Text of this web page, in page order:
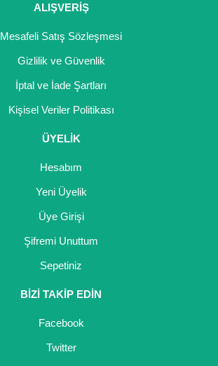
ALIŞVERİŞ
Mesafeli Satış Sözleşmesi
Gizlilik ve Güvenlik
İptal ve İade Şartları
Kişisel Veriler Politikası
ÜYELİK
Hesabım
Yeni Üyelik
Üye Girişi
Şifremi Unuttum
Sepetiniz
BİZİ TAKİP EDİN
Facebook
Twitter